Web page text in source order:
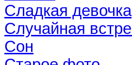
Сладкая девочка
Случайная
Сон